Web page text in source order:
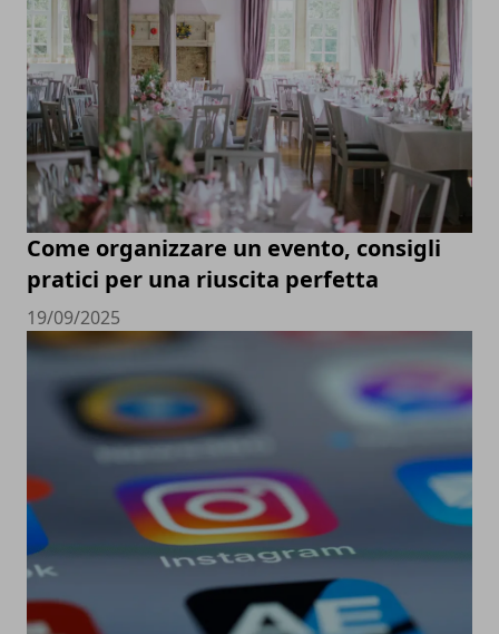
Come organizzare un evento, consigli
pratici per una riuscita perfetta
19/09/2025